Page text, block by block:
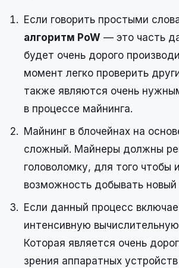
Если говорить простыми
алгоритм PoW — это часть
будет очень дорого
момент легко проверить
также являются очень
в процессе майнинга.
Майнинг в блочейнах на
сложный. Майнеры должны
головоломку, для того чтобы
возможность добывать новый
Если данный процесс
интенсивную
Которая является очень
зрения аппаратных